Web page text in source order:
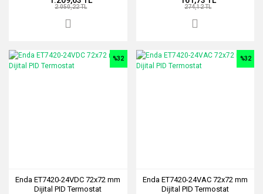
2.050,22 TL 274,12 TL
Enda ET7420-24VDC 72x72 mm
Dijital PID Termostat
%32
Enda ET7420-24VAC 72x72 mm
Dijital PID Termostat
%32